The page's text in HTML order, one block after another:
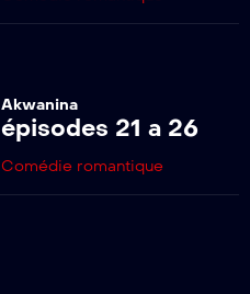
Akwanina
épisodes 21 a 26
Comédie romantique